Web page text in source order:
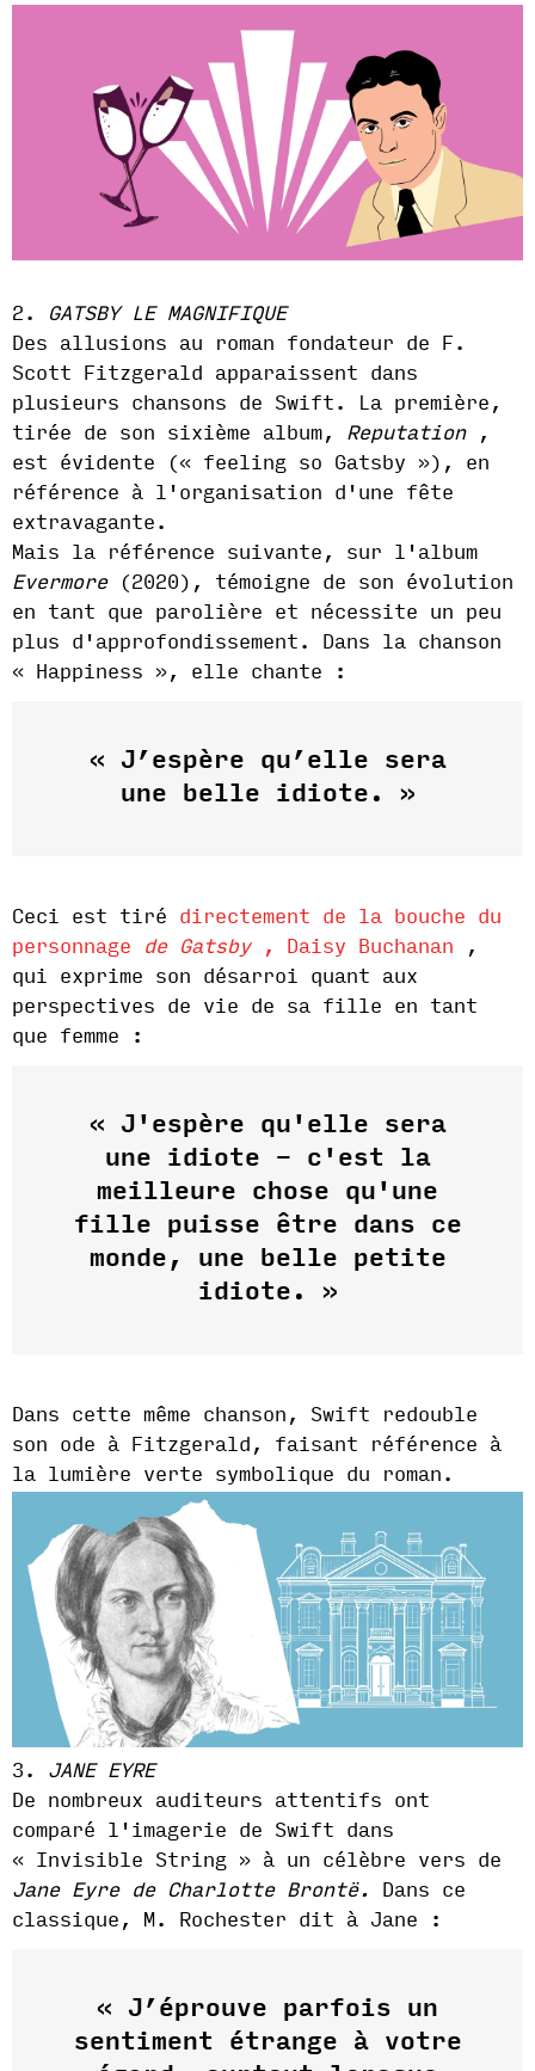
2.
GATSBY LE MAGNIFIQUE
Des allusions au roman fondateur de F.
Scott Fitzgerald apparaissent dans
plusieurs chansons de Swift. La première,
tirée de son sixième album, Reputation,
est évidente (« feeling so Gatsby »), en
référence à l'organisation d'une fête
extravagante.
Mais la référence suivante, sur l'album
Evermore(2020), témoigne de son évolution
en tant que parolière et nécessite un peu
plus d'approfondissement. Dans la chanson
« Happiness », elle chante :
« J’espère qu’elle sera
une belle idiote. »
Ceci est tiré directement de la bouche du
personnage
de Gatsby, Daisy Buchanan ,
qui exprime son désarroi quant aux
perspectives de vie de sa fille en tant
que femme :
« J'espère qu'elle sera
une idiote – c'est la
meilleure chose qu'une
fille puisse être dans ce
monde, une belle petite
idiote. »
Dans cette même chanson, Swift redouble
son ode à Fitzgerald, faisant référence à
la lumière verte symbolique du roman.
3. JANE EYRE
De nombreux auditeurs attentifs ont
comparé l'imagerie de Swift dans
« Invisible String » à un célèbre vers de
Jane Eyre de Charlotte Brontë.
Dans ce
classique, M. Rochester dit à Jane :
« J’éprouve parfois un
sentiment étrange à votre